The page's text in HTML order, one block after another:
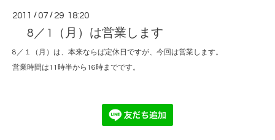
2011 /07 / 29 18:20
8／1（月）は営業します
8／１（月）は、本来ならば定休日ですが、今回は営業します。
営業時間は11時半から16時までです。